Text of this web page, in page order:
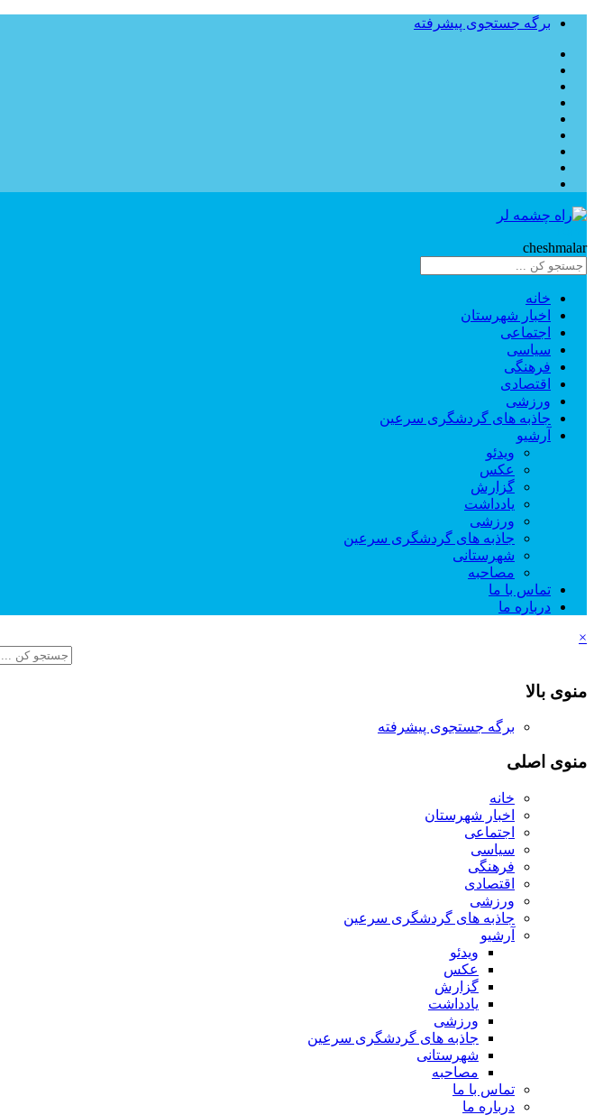
برگه جستجوی پیشرفته
cheshmalar
خانه
اخبار شهرستان
اجتماعی
سیاسی
فرهنگی
اقتصادی
ورزشی
جاذبه های گردشگری سرعین
آرشیو
ویدئو
عکس
گزارش
یادداشت
ورزشی
جاذبه های گردشگری سرعین
شهرستانی
مصاحبه
تماس با ما
درباره ما
×
منوی بالا
برگه جستجوی پیشرفته
منوی اصلی
خانه
اخبار شهرستان
اجتماعی
سیاسی
فرهنگی
اقتصادی
ورزشی
جاذبه های گردشگری سرعین
آرشیو
ویدئو
عکس
گزارش
یادداشت
ورزشی
جاذبه های گردشگری سرعین
شهرستانی
مصاحبه
تماس با ما
درباره ما